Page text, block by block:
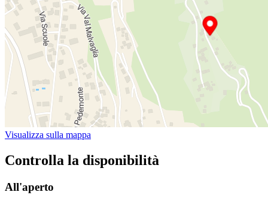
Visualizza sulla mappa
Controlla la disponibilità
All'aperto